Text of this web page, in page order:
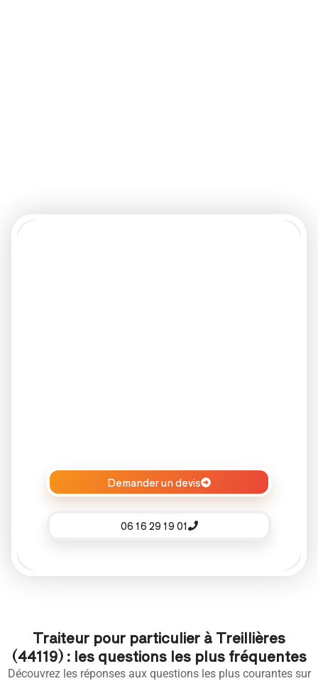
Demander un devis
06 16 29 19 01
Traiteur pour particulier à Treillières
(44119) : les questions les plus fréquentes
Découvrez les réponses aux questions les plus courantes sur